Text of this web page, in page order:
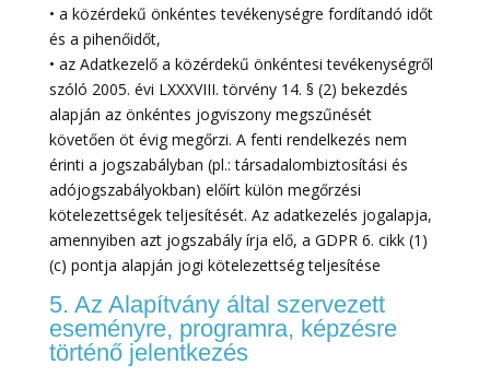
• a közérdekű önkéntes tevékenységre fordítandó időt
és a pihenőidőt,
• az Adatkezelő a közérdekű önkéntesi tevékenységről
szóló 2005. évi LXXXVIII. törvény 14. § (2) bekezdés
alapján az önkéntes jogviszony megszűnését
követően öt évig megőrzi. A fenti rendelkezés nem
érinti a jogszabályban (pl.: társadalombiztosítási és
adójogszabályokban) előírt külön megőrzési
kötelezettségek teljesítését. Az adatkezelés jogalapja,
amennyiben azt jogszabály írja elő, a GDPR 6. cikk (1)
(c) pontja alapján jogi kötelezettség teljesítése
5. Az Alapítvány által szervezett
eseményre, programra, képzésre
történő jelentkezés